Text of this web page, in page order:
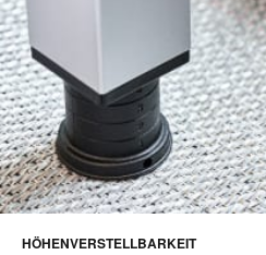
HÖHENVERSTELLBARKEIT